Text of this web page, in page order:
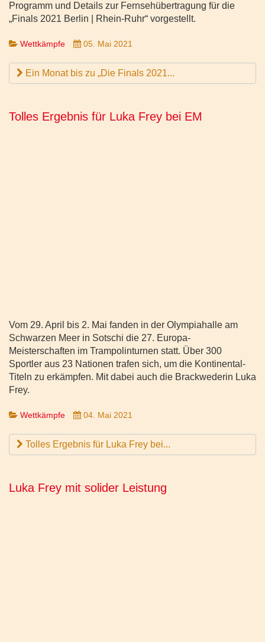
Programm und Details zur Fernsehübertragung für die
„Finals 2021 Berlin | Rhein-Ruhr“ vorgestellt.
Wettkämpfe 05. Mai 2021
Ein Monat bis zu „Die Finals 2021...
Tolles Ergebnis für Luka Frey bei EM
Vom 29. April bis 2. Mai fanden in der Olympiahalle am
Schwarzen Meer in Sotschi die 27. Europa-
Meisterschaften im Trampolinturnen statt. Über 300
Sportler aus 23 Nationen trafen sich, um die Kontinental-
Titeln zu erkämpfen. Mit dabei auch die Brackwederin Luka
Frey.
Wettkämpfe 04. Mai 2021
Tolles Ergebnis für Luka Frey bei...
Luka Frey mit solider Leistung